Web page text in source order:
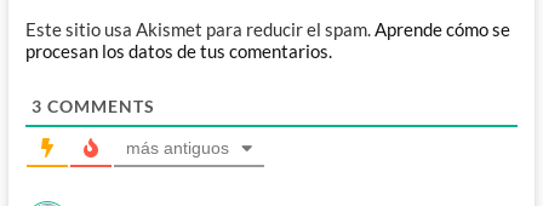
Este sitio usa Akismet para reducir el spam.Aprende cómo se
procesan los datos de tus comentarios.
3 COMMENTS
más antiguos